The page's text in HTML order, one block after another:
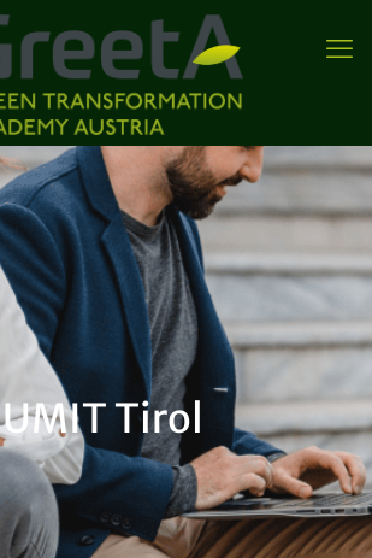
UMIT Tirol